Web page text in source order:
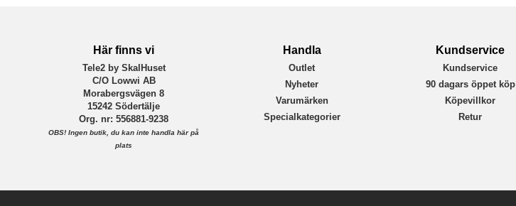
Här finns vi
Tele2 by SkalHuset
C/O Lowwi AB
Morabergsvägen 8
15242 Södertälje
Org. nr: 556881-9238
OBS! Ingen butik, du kan inte handla här på
plats
Handla
Outlet
Nyheter
Varumärken
Specialkategorier
Kundservice
Kundservice
90 dagars öppet köp
Köpevillkor
Retur